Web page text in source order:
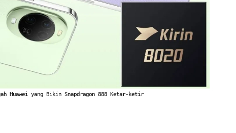
Huawei yang Bikin Snapdragon 888 Ketar-ketir